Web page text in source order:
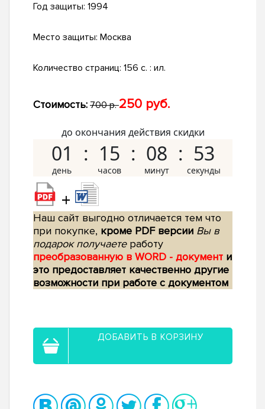
Год защиты: 1994
Место защиты: Москва
Количество страниц: 156 с. : ил.
Стоимость: 700 р.250 руб.
до окончания действия скидки
01 15 08 52
+
Наш сайт выгодно отличается тем что
при покупке, кроме PDF версии Вы в
подарок получаетеработу
преобразованную в WORD - документ и
это предоставляет качественно другие
возможности при работе с документом
ДОБАВИТЬ В КОРЗИНУ